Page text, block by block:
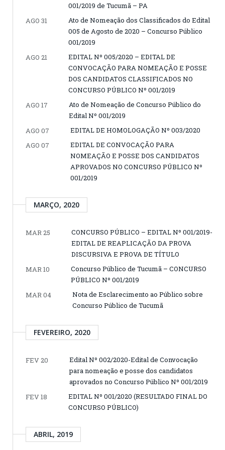
001/2019 de Tucumã – PA
AGO 31
Ato de Nomeação dos Classificados do Edital
005 de Agosto de 2020 – Concurso Público
001/2019
AGO 21
EDITAL Nº 005/2020 – EDITAL DE
CONVOCAÇÃO PARA NOMEAÇÃO E POSSE
DOS CANDIDATOS CLASSIFICADOS NO
CONCURSO PÚBLICO Nº 001/2019
AGO 17
Ato de Nomeação de Concurso Público do
Edital Nº 001/2019
AGO 07
EDITAL DE HOMOLOGAÇÃO Nº 003/2020
AGO 07
EDITAL DE CONVOCAÇÃO PARA
NOMEAÇÃO E POSSE DOS CANDIDATOS
APROVADOS NO CONCURSO PÚBLICO Nº
001/2019
MARÇO, 2020
MAR 25
CONCURSO PÚBLICO – EDITAL Nº 001/2019-
EDITAL DE REAPLICAÇÃO DA PROVA
DISCURSIVA E PROVA DE TÍTULO
MAR 10
Concurso Público de Tucumã – CONCURSO
PÚBLICO Nº 001/2019
MAR 04
Nota de Esclarecimento ao Público sobre
Concurso Público de Tucumã
FEVEREIRO, 2020
FEV 20
Edital Nº 002/2020-Edital de Convocação
para nomeação e posse dos candidatos
aprovados no Concurso Público Nº 001/2019
FEV 18
EDITAL Nº 001/2020 (RESULTADO FINAL DO
CONCURSO PÚBLICO)
ABRIL, 2019